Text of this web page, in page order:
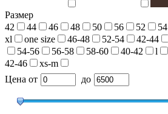
Размер
42
44 46 48 50 56 52 54
xl
one size 46-48 52-54 42-44
54-56
56-58 58-60 40-42 l
42-46
xs-m
Цена от до